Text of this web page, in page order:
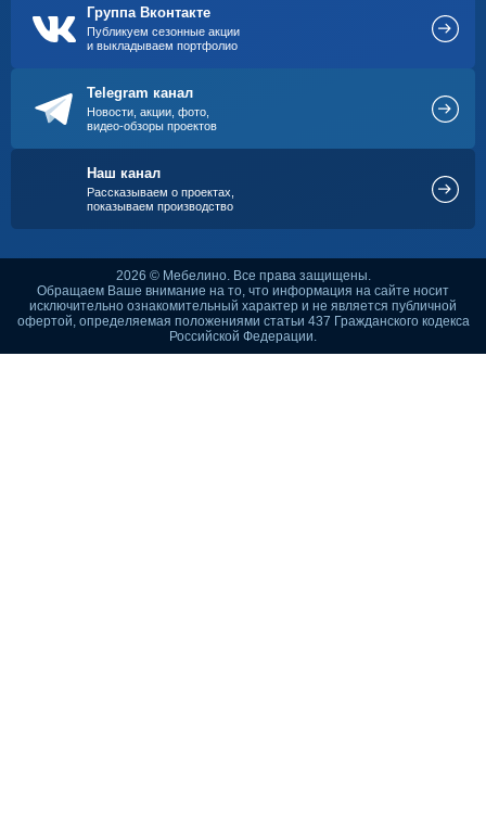
Группа Вконтакте
Публикуем сезонные акции
и выкладываем портфолио
Telegram канал
Новости, акции, фото,
видео-обзоры проектов
Наш канал
Рассказываем о проектах,
показываем производство
2026 © Мебелино. Все права защищены.
Обращаем Ваше внимание на то, что информация на сайте носит
исключительно ознакомительный характер и не является публичной
офертой, определяемая положениями статьи 437 Гражданского кодекса
Российской Федерации.